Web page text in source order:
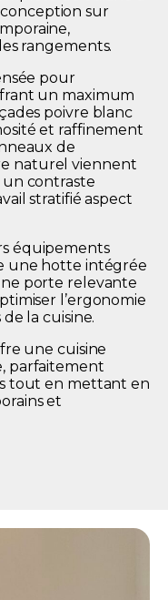
sur
rangements.
pour
un maximum
poivre blanc
et raffinement
de
naturel viennent
un contraste
stratifié aspect
équipements
une hotte intégrée
porte relevante
l’ergonomie
la cuisine.
une cuisine
parfaitement
tout en mettant en
et